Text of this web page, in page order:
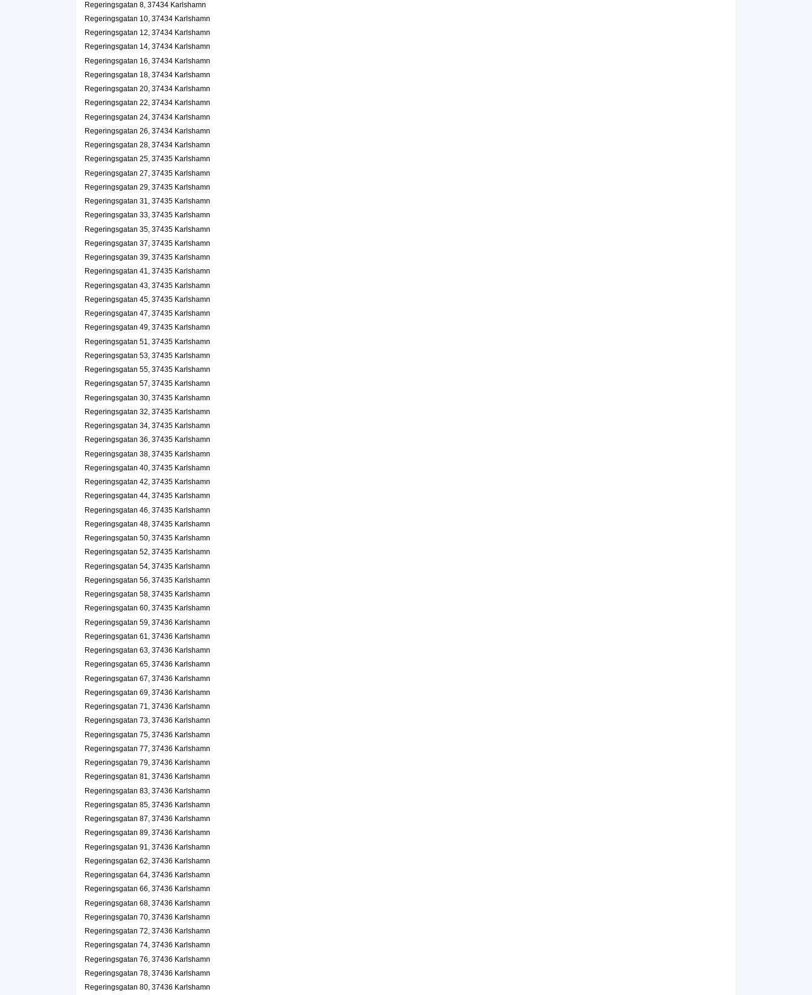
Ulf Hagman Byggkonsult
Ulf Tommy Hagman
0454-15175
Regeringsgatan 20 Lgh 1101, 37434 Karlshamn
Kjellsson, Anette
0454-39600
Regeringsgatan 22, 37434 Karlshamn
Stugtomten
Lars Anders Roger Kjellsson
Regeringsgatan 22, 37434 Karlshamn
De Handikappades Riksförbund Bl.Läns Distr
0454-10528
Regeringsgatan 28, 37434 Karlshamn
Ulla Olsson
Regeringsgatan 32 C, 37435 Karlshamn
Lars-Inge Nilsson
Regeringsgatan 36, 37435 Karlshamn
Karl R Andersson El HB
Börje Göran Andersson
Regeringsgatan 36, 37435 Karlshamn
Hallberg, Helga Matilda
Regeringsgatan 49 Lgh 1101, 37435 Karlshamn
Stenberg & Ryberg HB
Regeringsgatan 51, 37435 Karlshamn
Stenberg & Ryberg AB
Ingrid Gunilla Stenberg
Regeringsgatan 51, 37435 Karlshamn
Jogerheim Fastighetsförvaltning AB
Inger Charlotte Jogerheim
Regeringsgatan 52, 37435 Karlshamn
J&J International Holdings AB
Inger Charlotte Jogerheim
0454-10585
Regeringsgatan 52 1tr, 37435 Karlshamn
Jogerheim Consulting AB
Morgan Jogerheim
0454-10585
Föreningstjänst i Karlshamn, EKF
Jan Olov Eriksson
Regeringsgatan 55, 37435 Karlshamn
Karlskrona Korporationsidrottsförb.
0455-80710
Regeringsgatan 55, 37435 Karlshamn
Lo-Facken I Västra Blekinge
0454-15247
Regeringsgatan 55, 37435 Karlshamn
Arvid Herbert Olsson
0454-16388
Awexo AB
David Henrik Johansson
Regeringsgatan 56a, 37435 Karlshamn
altraders AB
0457-16900
Regeringsgatan 58 B, 37435 Karlshamn
HB Miljö
0454-17700
Regeringsgatan 66, 37436 Karlshamn
Miljöhuset i Karlshamn AB
Mats Peter Frih
070-5893422
Gert Svensson
Regeringsgatan 8, 37434 Karlshamn
Regeringsgatan 10, 37434 Karlshamn
Regeringsgatan 12, 37434 Karlshamn
Regeringsgatan 14, 37434 Karlshamn
Regeringsgatan 16, 37434 Karlshamn
Regeringsgatan 18, 37434 Karlshamn
Regeringsgatan 20, 37434 Karlshamn
Regeringsgatan 22, 37434 Karlshamn
Regeringsgatan 24, 37434 Karlshamn
Regeringsgatan 26, 37434 Karlshamn
Regeringsgatan 28, 37434 Karlshamn
Regeringsgatan 25, 37435 Karlshamn
Regeringsgatan 27, 37435 Karlshamn
Regeringsgatan 29, 37435 Karlshamn
Regeringsgatan 31, 37435 Karlshamn
Regeringsgatan 33, 37435 Karlshamn
Regeringsgatan 35, 37435 Karlshamn
Regeringsgatan 37, 37435 Karlshamn
Regeringsgatan 39, 37435 Karlshamn
Regeringsgatan 41, 37435 Karlshamn
Regeringsgatan 43, 37435 Karlshamn
Regeringsgatan 45, 37435 Karlshamn
Regeringsgatan 47, 37435 Karlshamn
Regeringsgatan 49, 37435 Karlshamn
Regeringsgatan 51, 37435 Karlshamn
Regeringsgatan 53, 37435 Karlshamn
Regeringsgatan 55, 37435 Karlshamn
Regeringsgatan 57, 37435 Karlshamn
Regeringsgatan 30, 37435 Karlshamn
Regeringsgatan 32, 37435 Karlshamn
Regeringsgatan 34, 37435 Karlshamn
Regeringsgatan 36, 37435 Karlshamn
Regeringsgatan 38, 37435 Karlshamn
Regeringsgatan 40, 37435 Karlshamn
Regeringsgatan 42, 37435 Karlshamn
Regeringsgatan 44, 37435 Karlshamn
Regeringsgatan 46, 37435 Karlshamn
Regeringsgatan 48, 37435 Karlshamn
Regeringsgatan 50, 37435 Karlshamn
Regeringsgatan 52, 37435 Karlshamn
Regeringsgatan 54, 37435 Karlshamn
Regeringsgatan 56, 37435 Karlshamn
Regeringsgatan 58, 37435 Karlshamn
Regeringsgatan 60, 37435 Karlshamn
Regeringsgatan 59, 37436 Karlshamn
Regeringsgatan 61, 37436 Karlshamn
Regeringsgatan 63, 37436 Karlshamn
Regeringsgatan 65, 37436 Karlshamn
Regeringsgatan 67, 37436 Karlshamn
Regeringsgatan 69, 37436 Karlshamn
Regeringsgatan 71, 37436 Karlshamn
Regeringsgatan 73, 37436 Karlshamn
Regeringsgatan 75, 37436 Karlshamn
Regeringsgatan 77, 37436 Karlshamn
Regeringsgatan 79, 37436 Karlshamn
Regeringsgatan 81, 37436 Karlshamn
Regeringsgatan 83, 37436 Karlshamn
Regeringsgatan 85, 37436 Karlshamn
Regeringsgatan 87, 37436 Karlshamn
Regeringsgatan 89, 37436 Karlshamn
Regeringsgatan 91, 37436 Karlshamn
Regeringsgatan 62, 37436 Karlshamn
Regeringsgatan 64, 37436 Karlshamn
Regeringsgatan 66, 37436 Karlshamn
Regeringsgatan 68, 37436 Karlshamn
Regeringsgatan 70, 37436 Karlshamn
Regeringsgatan 72, 37436 Karlshamn
Regeringsgatan 74, 37436 Karlshamn
Regeringsgatan 76, 37436 Karlshamn
Regeringsgatan 78, 37436 Karlshamn
Regeringsgatan 80, 37436 Karlshamn